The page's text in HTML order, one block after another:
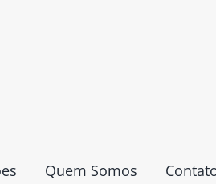
Quem Somos